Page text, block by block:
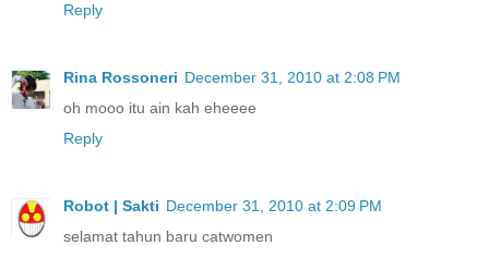
Reply
Rina Rossoneri December 31, 2010 at 2:08 PM
oh mooo itu ain kah eheeee
Reply
Robot | Sakti December 31, 2010 at 2:09 PM
selamat tahun baru catwomen